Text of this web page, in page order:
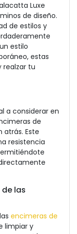
Luxe
de diseño.
de estilos y
estilo
estas
tu
a considerar en
de
atrás. Este
resistencia
las
encimeras de
limpiar y